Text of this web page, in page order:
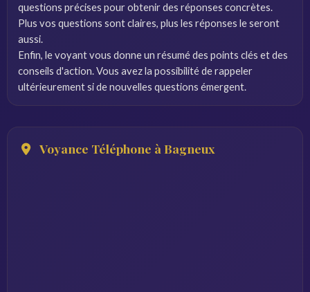
questions précises pour obtenir des réponses concrètes.
Plus vos questions sont claires, plus les réponses le seront
aussi.
Enfin, le voyant vous donne un résumé des points clés et des
conseils d'action. Vous avez la possibilité de rappeler
ultérieurement si de nouvelles questions émergent.
Voyance Téléphone à Bagneux